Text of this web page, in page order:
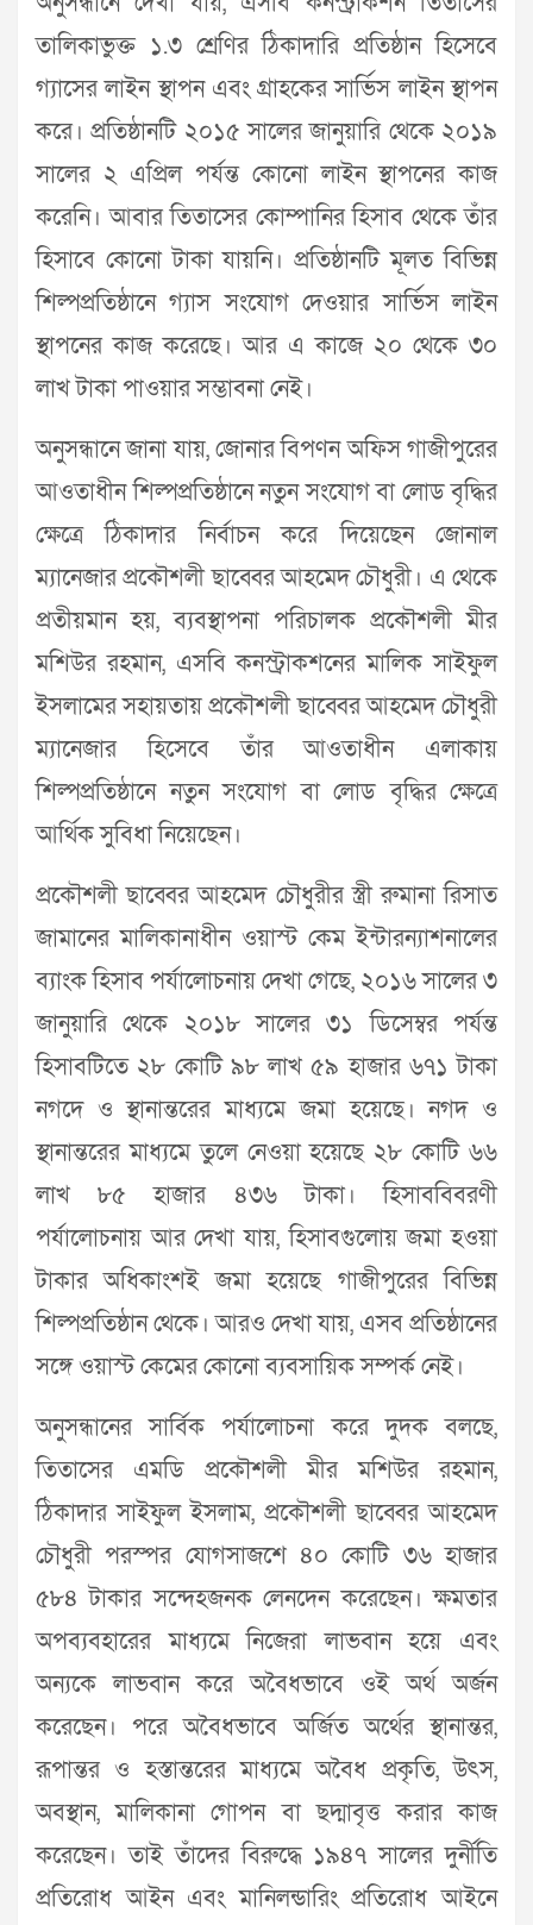
তালিকাভুক্ত ১.৩ শ্রেণির ঠিকাদারি প্রতিষ্ঠান হিসেবে
গ্যাসের লাইন স্থাপন এবং গ্রাহকের সার্ভিস লাইন স্থাপন
করে। প্রতিষ্ঠানটি ২০১৫ সালের জানুয়ারি থেকে ২০১৯
সালের ২ এপ্রিল পর্যন্ত কোনো লাইন স্থাপনের কাজ
করেনি। আবার তিতাসের কোম্পানির হিসাব থেকে তাঁর
হিসাবে কোনো টাকা যায়নি। প্রতিষ্ঠানটি মূলত বিভিন্ন
শিল্পপ্রতিষ্ঠানে গ্যাস সংযোগ দেওয়ার সার্ভিস লাইন
স্থাপনের কাজ করেছে। আর এ কাজে ২০ থেকে ৩০
লাখ টাকা পাওয়ার সম্ভাবনা নেই।
অনুসন্ধানে জানা যায়, জোনার বিপণন অফিস গাজীপুরের
আওতাধীন শিল্পপ্রতিষ্ঠানে নতুন সংযোগ বা লোড বৃদ্ধির
ক্ষেত্রে ঠিকাদার নির্বাচন করে দিয়েছেন জোনাল
ম্যানেজার প্রকৌশলী ছাব্বের আহমেদ চৌধুরী। এ থেকে
প্রতীয়মান হয়, ব্যবস্থাপনা পরিচালক প্রকৌশলী মীর
মশিউর রহমান, এসবি কনস্ট্রাকশনের মালিক সাইফুল
ইসলামের সহায়তায় প্রকৌশলী ছাব্বের আহমেদ চৌধুরী
ম্যানেজার হিসেবে তাঁর আওতাধীন এলাকায়
শিল্পপ্রতিষ্ঠানে নতুন সংযোগ বা লোড বৃদ্ধির ক্ষেত্রে
আর্থিক সুবিধা নিয়েছেন।
প্রকৌশলী ছাব্বের আহমেদ চৌধুরীর স্ত্রী রুমানা রিসাত
জামানের মালিকানাধীন ওয়াস্ট কেম ইন্টারন্যাশনালের
ব্যাংক হিসাব পর্যালোচনায় দেখা গেছে, ২০১৬ সালের ৩
জানুয়ারি থেকে ২০১৮ সালের ৩১ ডিসেম্বর পর্যন্ত
হিসাবটিতে ২৮ কোটি ৯৮ লাখ ৫৯ হাজার ৬৭১ টাকা
নগদে ও স্থানান্তরের মাধ্যমে জমা হয়েছে। নগদ ও
স্থানান্তরের মাধ্যমে তুলে নেওয়া হয়েছে ২৮ কোটি ৬৬
লাখ ৮৫ হাজার ৪৩৬ টাকা। হিসাববিবরণী
পর্যালোচনায় আর দেখা যায়, হিসাবগুলোয় জমা হওয়া
টাকার অধিকাংশই জমা হয়েছে গাজীপুরের বিভিন্ন
শিল্পপ্রতিষ্ঠান থেকে। আরও দেখা যায়, এসব প্রতিষ্ঠানের
সঙ্গে ওয়াস্ট কেমের কোনো ব্যবসায়িক সম্পর্ক নেই।
অনুসন্ধানের সার্বিক পর্যালোচনা করে দুদক বলছে,
তিতাসের এমডি প্রকৌশলী মীর মশিউর রহমান,
ঠিকাদার সাইফুল ইসলাম, প্রকৌশলী ছাব্বের আহমেদ
চৌধুরী পরস্পর যোগসাজশে ৪০ কোটি ৩৬ হাজার
৫৮৪ টাকার সন্দেহজনক লেনদেন করেছেন। ক্ষমতার
অপব্যবহারের মাধ্যমে নিজেরা লাভবান হয়ে এবং
অন্যকে লাভবান করে অবৈধভাবে ওই অর্থ অর্জন
করেছেন। পরে অবৈধভাবে অর্জিত অর্থের স্থানান্তর,
রূপান্তর ও হস্তান্তরের মাধ্যমে অবৈধ প্রকৃতি, উৎস,
অবস্থান, মালিকানা গোপন বা ছদ্মাবৃত্ত করার কাজ
করেছেন। তাই তাঁদের বিরুদ্ধে ১৯৪৭ সালের দুর্নীতি
প্রতিরোধ আইন এবং মানিলন্ডারিং প্রতিরোধ আইনে